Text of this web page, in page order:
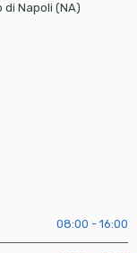
di Napoli (NA)
08:00 - 16:00